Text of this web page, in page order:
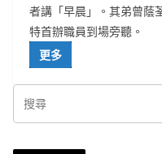
者講「早晨」。其弟曾蔭
特首辦職員到場旁聽。
更多